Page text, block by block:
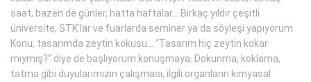
saat, bazen de günler, hatta haftalar... Birkaç yıldır çeşitli
üniversite, STK’lar ve fuarlarda seminer ya da söyleşi yapıyorum.
Konu, tasarımda zeytin kokusu... “Tasarım hiç zeytin kokar
mıymış?” diye de başlıyorum konuşmaya. Dokunma, koklama,
tatma gibi duyularımızın çalışması, ilgili organların kimyasal